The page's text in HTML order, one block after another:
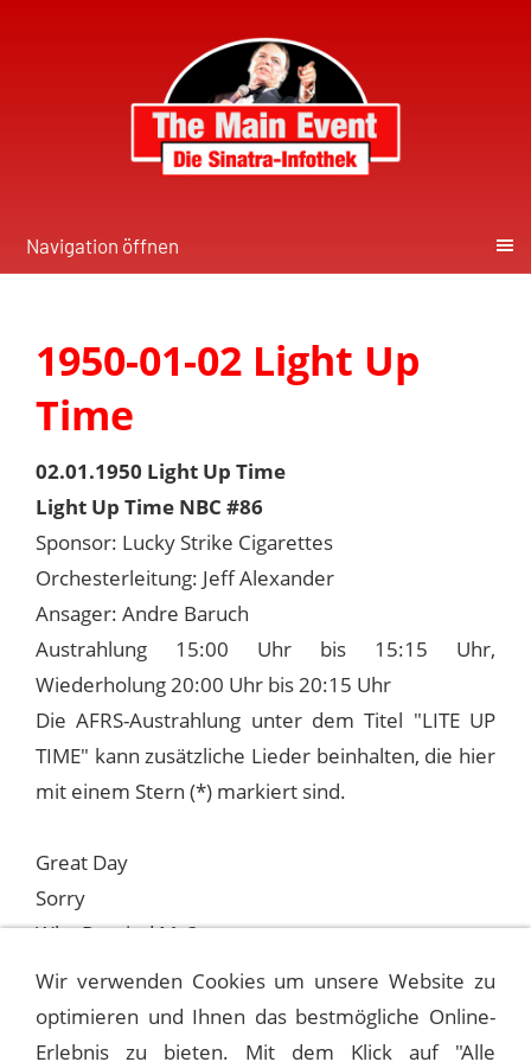
Navigation öffnen
1950-01-02 Light Up
Time
02.01.1950 Light Up Time
Light Up Time NBC #86
Sponsor: Lucky Strike Cigarettes
Orchesterleitung: Jeff Alexander
Ansager: Andre Baruch
Austrahlung 15:00 Uhr bis 15:15 Uhr,
Wiederholung 20:00 Uhr bis 20:15 Uhr
Die AFRS-Austrahlung unter dem Titel "LITE UP
TIME" kann zusätzliche Lieder beinhalten, die hier
mit einem Stern (*) markiert sind.
Great Day
Sorry
Why Remind Me?
All The Things You are
Wir verwenden Cookies um unsere Website zu
optimieren und Ihnen das bestmögliche Online-
Erlebnis zu bieten. Mit dem Klick auf "Alle